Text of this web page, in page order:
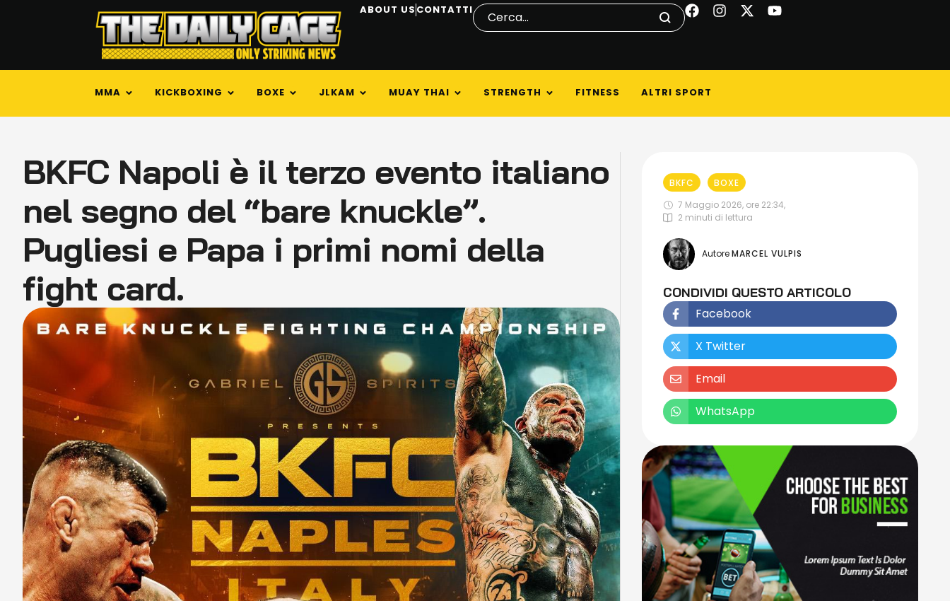
ABOUT US CONTATTI
MMA KICKBOXING BOXE JLKAM MUAY THAI STRENGTH FITNESS ALTRI SPORT
BKFC Napoli è il terzo evento italiano
nel segno del “bare knuckle”.
Pugliesi e Papa i primi nomi della
fight card.
BKFC
BOXE
7 Maggio 2026, ore 22:34,
2 minuti di lettura
Autore MARCEL VULPIS
CONDIVIDI QUESTO ARTICOLO
Facebook
X Twitter
Email
WhatsApp